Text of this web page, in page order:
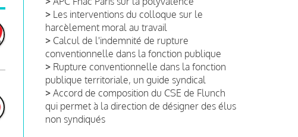
> Les interventions du colloque sur le
harcèlement moral au travail
> Calcul de l'indemnité de rupture
conventionnelle dans la fonction publique
> Rupture conventionnelle dans la fonction
publique territoriale, un guide syndical
> Accord de composition du CSE de Flunch
qui permet à la direction de désigner des élus
non syndiqués